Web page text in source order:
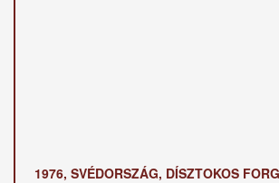
1976, SVÉDORSZÁG, DÍSZTOKOS